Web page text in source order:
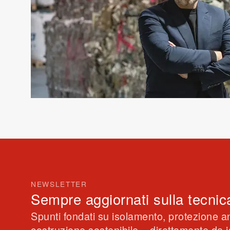
NEWSLETTER
Sempre aggiornati sulla
Spunti fondati su isolamento, protezione